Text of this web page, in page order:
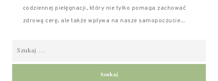
codziennej pielęgnacji, który nie tylko pomaga zachować
zdrową cerę, ale także wpływa na nasze samopoczucie....